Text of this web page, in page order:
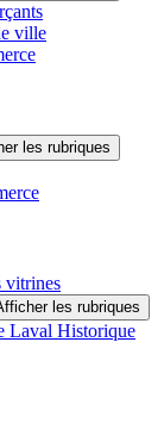
ville
vitrines
Laval Historique